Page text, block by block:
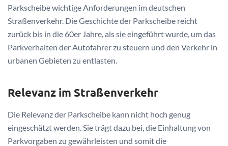
Parkscheibe wichtige Anforderungen im deutschen
Straßenverkehr. Die Geschichte der Parkscheibe reicht
zurück bis in die 60er Jahre, als sie eingeführt wurde, um das
Parkverhalten der Autofahrer zu steuern und den Verkehr in
urbanen Gebieten zu entlasten.
Relevanz im Straßenverkehr
Die Relevanz der Parkscheibe kann nicht hoch genug
eingeschätzt werden. Sie trägt dazu bei, die Einhaltung von
Parkvorgaben zu gewährleisten und somit die